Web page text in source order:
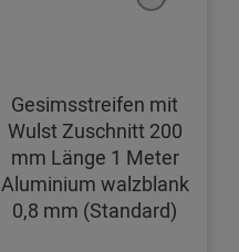
Gesimsstreifen mit
Wulst Zuschnitt 200
mm Länge 1 Meter
Aluminium walzblank
0,8 mm (Standard)